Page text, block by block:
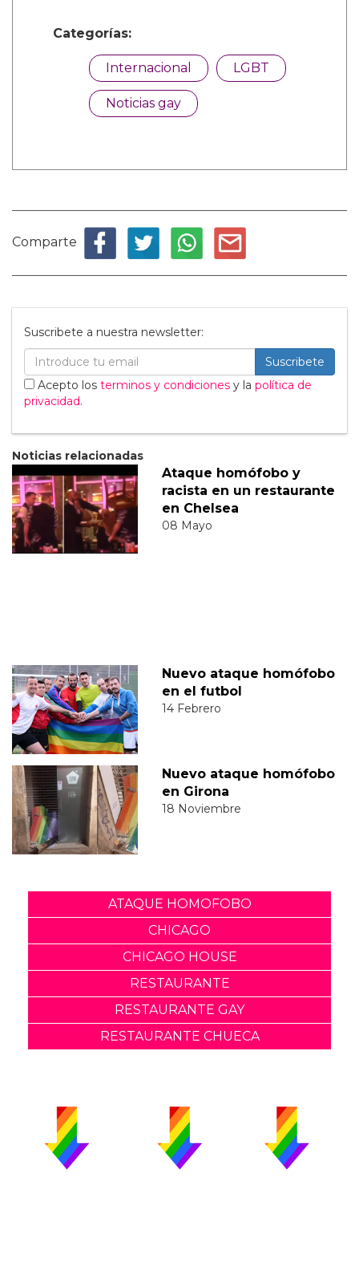
Categorías:
Internacional LGBT
Noticias gay
Comparte
Suscribete a nuestra newsletter:
Suscribete
Acepto los terminos y condiciones y la política de
privacidad.
Noticias relacionadas
Ataque homófobo y
racista en un restaurante
en Chelsea
08 Mayo
Nuevo ataque homófobo
en el futbol
14 Febrero
Nuevo ataque homófobo
en Girona
18 Noviembre
ATAQUE HOMOFOBO
CHICAGO
CHICAGO HOUSE
RESTAURANTE
RESTAURANTE GAY
RESTAURANTE CHUECA